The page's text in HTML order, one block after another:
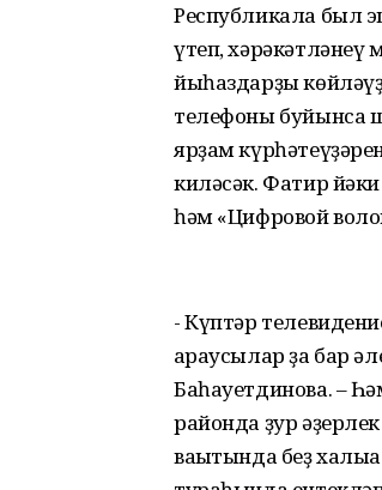
Республикала был
үтеп, хәрәкәтләнеү
йыһаздарҙы
телефоны буйынса
ярҙам
киләсәк. Фатир
һәм «Цифровой
- Күптәр
ҡараусылар ҙа бар
Баһауетдинова. –
районда ҙур
ваҡытында беҙ